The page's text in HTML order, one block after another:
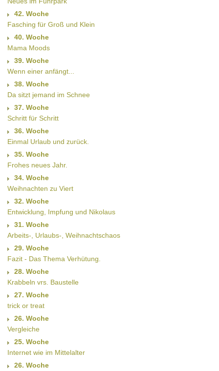
42. Woche
Fasching für Groß und Klein
40. Woche
Mama Moods
39. Woche
Wenn einer anfängt...
38. Woche
Da sitzt jemand im Schnee
37. Woche
Schritt für Schritt
36. Woche
Einmal Urlaub und zurück.
35. Woche
Frohes neues Jahr.
34. Woche
Weihnachten zu Viert
32. Woche
Entwicklung, Impfung und Nikolaus
31. Woche
Arbeits-, Urlaubs-, Weihnachtschaos
29. Woche
Fazit - Das Thema Verhütung.
28. Woche
Krabbeln vrs. Baustelle
27. Woche
trick or treat
26. Woche
Vergleiche
25. Woche
Internet wie im Mittelalter
26. Woche